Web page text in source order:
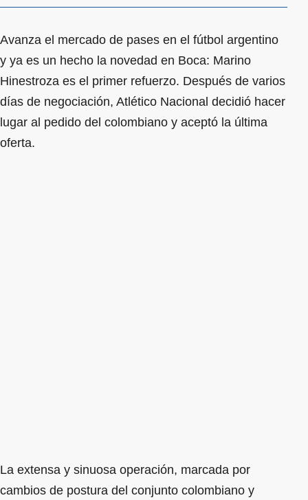
Avanza el mercado de pases en el fútbol argentino
y ya es un hecho la novedad en Boca: Marino
Hinestroza es el primer refuerzo. Después de varios
días de negociación, Atlético Nacional decidió hacer
lugar al pedido del colombiano y aceptó la última
oferta.
La extensa y sinuosa operación, marcada por
cambios de postura del conjunto colombiano y